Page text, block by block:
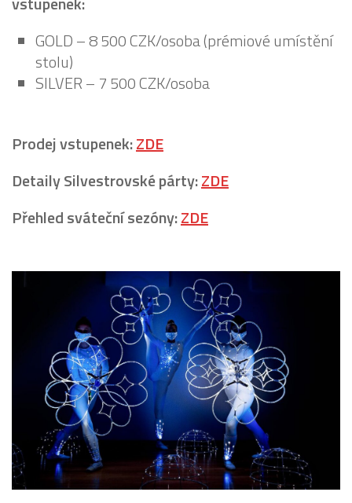
GOLD – 8 500 CZK/osoba (prémiové umístění
stolu)
SILVER – 7 500 CZK/osoba
Prodej vstupenek:ZDE
Detaily Silvestrovské párty:ZDE
Přehled sváteční sezóny:ZDE